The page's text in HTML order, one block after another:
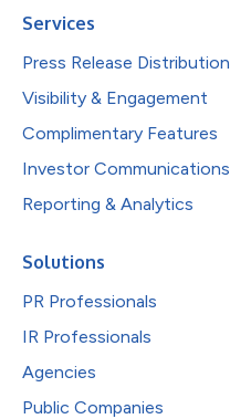
Services
Press Release Distribution
Visibility & Engagement
Complimentary Features
Investor Communications
Reporting & Analytics
Solutions
PR Professionals
IR Professionals
Agencies
Public Companies